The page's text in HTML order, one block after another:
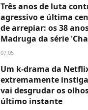
Três anos de luta
agressivo e última
de arrepiar: os 38
Madruga da série
07:05
Um k-drama da
extremamente
vai desgrudar os
último instante